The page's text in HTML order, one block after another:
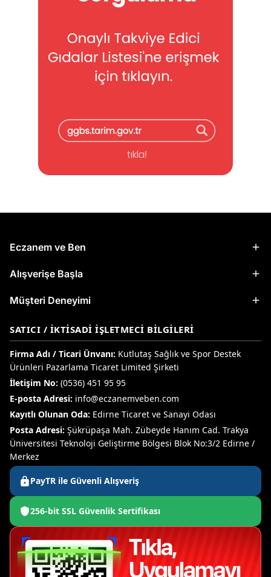
Eczanem ve Ben
Alışverişe Başla
Müşteri Deneyimi
SATICI / İKTISADI İŞLETMECI BILGILERI
Firma Adı / Ticari Ünvanı: Kutlutaş Sağlık ve Spor Destek
Ürünleri Pazarlama Ticaret Limited Şirketi
İletişim No: (0536) 451 95 95
E-posta Adresi: info@eczanemveben.com
Kayıtlı Olunan Oda: Edirne Ticaret ve Sanayi Odası
Posta Adresi: Şükrüpaşa Mah. Zübeyde Hanım Cad. Trakya
Üniversitesi Teknoloji Geliştirme Bölgesi Blok No:3/2 Edirne /
Merkez
PayTR ile Güvenli Alışveriş
256-bit SSL Güvenlik Sertifikası